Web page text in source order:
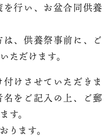
行い、お盆合同供養
、供養祭事前に、ご
ただけます。
けさせていただきま
をご記入の上、ご郵
す。
ります。